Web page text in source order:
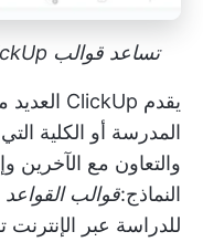
تساعد قوالب ClickUp للطلاب على البقاء منظمين
يقدم ClickUp العديد من
المدرسة أو الكلية
والتعاون مع الآخرين
النماذج:قوالب القواعد
للدراسة عبر